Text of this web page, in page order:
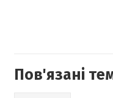
Пов'язані